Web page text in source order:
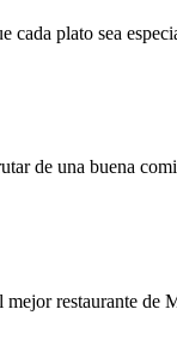
cada plato sea
de una buena
restaurante de